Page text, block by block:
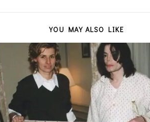
YOU MAY ALSO LIKE